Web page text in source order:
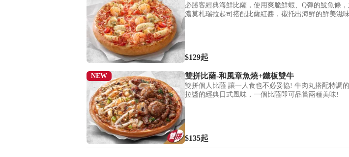
必勝客經典海鮮比薩，使用爽脆鮮蝦、Q彈的魷魚條
濃莫札瑞拉起司搭配比薩紅醬，襯托出海鮮的鮮美滋味
$129起
NEW 雙拼比薩-和風章魚燒+鐵板雙牛
雙拼個人比薩 讓一人食也不必妥協! 牛肉丸搭配特調
拉醬的經典日式風味，一個比薩即可品嘗兩種美味!
$135起